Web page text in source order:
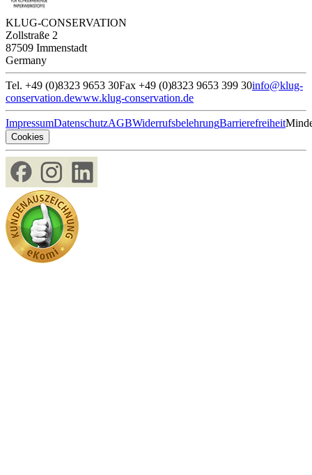
KLUG-CONSERVATION
Zollstraße 2
87509 Immenstadt
Germany
Tel. +49 (0)8323 9653 30Fax +49 (0)8323 9653 399 30info@klug-
conservation.dewww.klug-conservation.de
ImpressumDatenschutzAGBWiderrufsbelehrungBarrierefreiheit
Cookies